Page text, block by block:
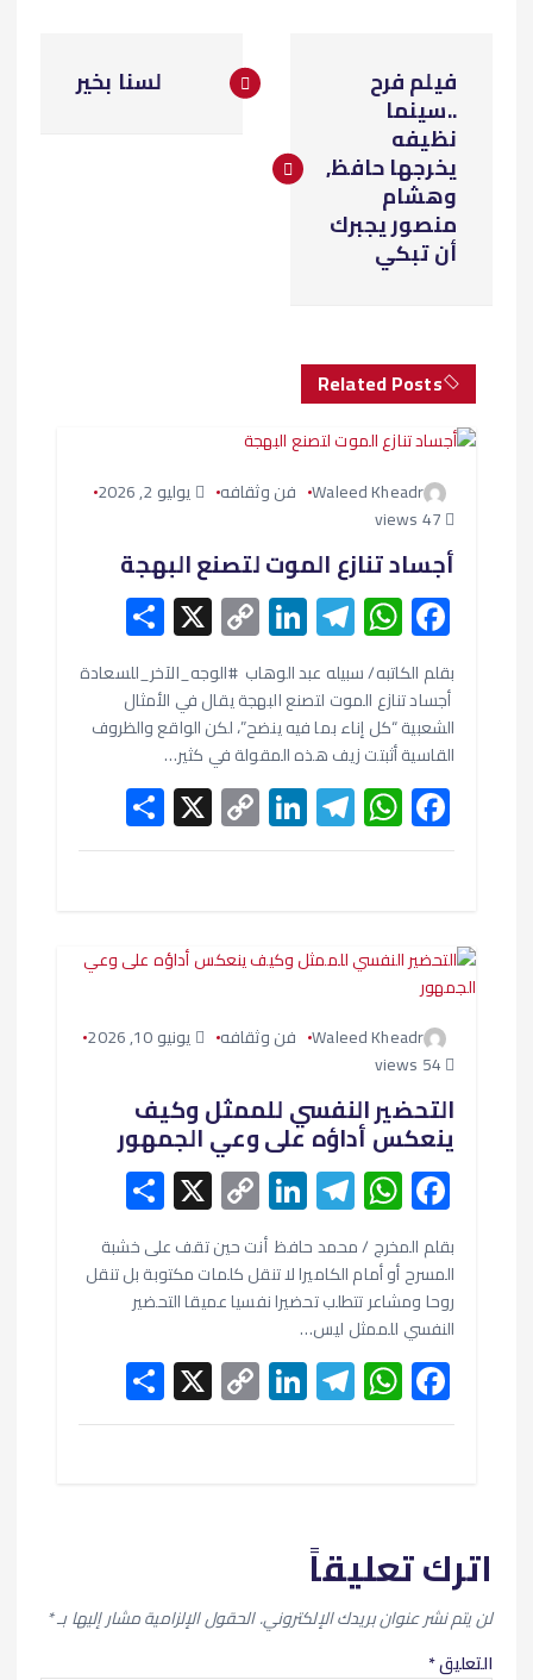
ص
م
ق
ت
فيلم فرح
..سينما
نظيفه
يخرجها حافظ,
وهشام
منصور يجبرك
أن تبكي
لسنا بخير
Related Posts
Waleed Kheadr فن وثقافه
يوليو 2, 2026
أجساد تنازع الموت لتصنع البهجة
F
ac
e
b
o
o
k
W
h
at
s
A
p
p
T
el
e
gr
a
m
Li
n
ke
dI
n
C
o
p
y
Li
n
k
X
S
h
ar
e
بقلم الكاتبه/ سبيله عبد الوهاب #الوجه_الآخر_للسعادة
أجساد تنازع الموت لتصنع البهجة يقال في الأمثال
الشعبية “كل إناء بما فيه ينضح”، لكن الواقع والظروف
القاسية أثبتت زيف هذه المقولة في كثير…
F
ac
o
k
W
h
A
p
T
el
a
Li
n
n
C
o
Li
k
X
S
h
Waleed Kheadr فن وثقافه
يونيو 10, 2026
التحضير النفسي للممثل وكيف
ينعكس أداؤه على وعي الجمهور
F
ac
e
b
o
o
k
W
h
at
s
A
p
p
T
el
e
gr
a
m
Li
n
ke
dI
n
C
o
p
y
Li
n
k
X
S
h
ar
e
بقلم المخرج / محمد حافظ أنت حين تقف على خشبة
المسرح أو أمام الكاميرا لا تنقل كلمات مكتوبة بل تنقل
روحا ومشاعر تتطلب تحضيرا نفسيا عميقا التحضير
النفسي للممثل ليس…
F
ac
o
k
W
h
p
p
T
el
a
m
Li
n
C
o
k
X
S
h
اترك تعليقاً
لن يتم نشر عنوان بريدك الإلكتروني.الحقول الإلزامية مشار إليها بـ*
التعليق*